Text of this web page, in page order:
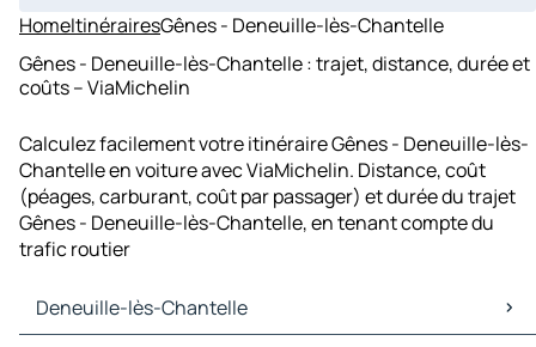
HomeItinérairesGênes - Deneuille-lès-Chantelle
Gênes - Deneuille-lès-Chantelle : trajet, distance, durée et
coûts – ViaMichelin
Calculez facilement votre itinéraire Gênes - Deneuille-lès-
Chantelle en voiture avec ViaMichelin. Distance, coût
(péages, carburant, coût par passager) et durée du trajet
Gênes - Deneuille-lès-Chantelle, en tenant compte du
trafic routier
Deneuille-lès-Chantelle